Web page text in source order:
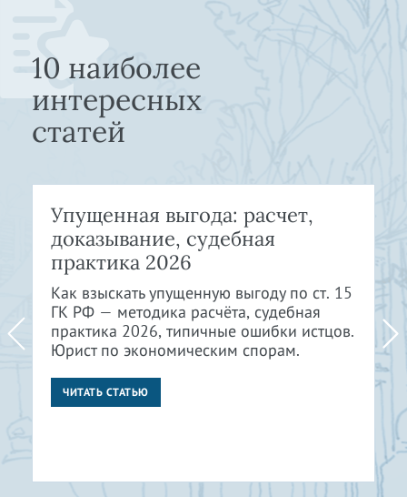
10 наиболее
интересных
статей
Упущенная выгода: расчет,
доказывание, судебная
практика 2026
Как взыскать упущенную выгоду по ст. 15
ГК РФ — методика расчёта, судебная
практика 2026, типичные ошибки истцов.
Юрист по экономическим спорам.
ЧИТАТЬ СТАТЬЮ